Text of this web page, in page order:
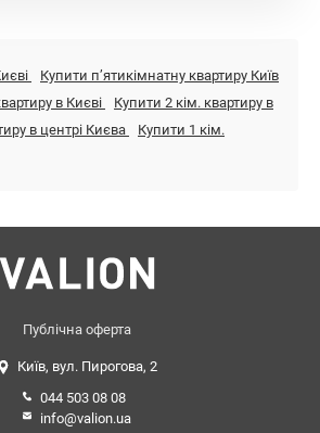
Купити пʼятикімнатну квартиру Київ
в Києві
Купити 2 кім. квартиру в
в центрі Києва
Купити 1 кім.
Публічна оферта
Київ, вул. Пирогова, 2
044 503 08 08
info@valion.ua